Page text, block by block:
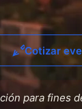
Cotizar
para fines